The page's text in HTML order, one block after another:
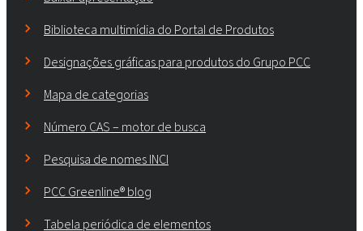
Biblioteca multimídia do Portal de Produtos
Designações gráficas para produtos do Grupo PCC
Mapa de categorias
Número CAS – motor de busca
Pesquisa de nomes INCI
PCC Greenline® blog
Tabela periódica de elementos